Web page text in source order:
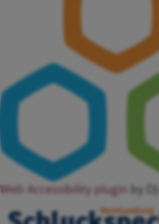
Web Accessibility plugin by